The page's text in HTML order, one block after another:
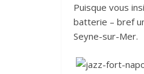
Puisque vous
batterie – bref
Seyne-sur-Mer.